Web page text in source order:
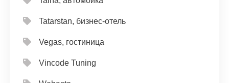
Tatarstan, бизнес-отель
Vegas, гостиница
Vincode Tuning